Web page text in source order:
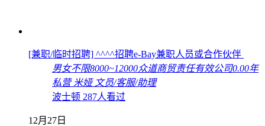
[兼职/临时招聘] ^^^^招聘e-Bay兼职人员或合作伙伴
男女不限8000~12000众道商贸责任有效公司0.00年
私营 米娅 文员/客服/助理
波士顿 287人看过
12月27日